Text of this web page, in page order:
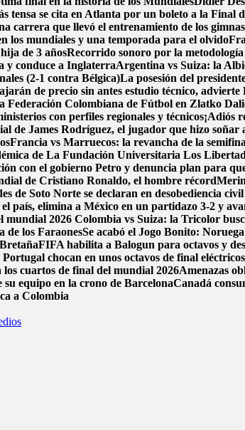
tensa se cita en Atlanta por un boleto a la Final
carrera que llevó el entrenamiento de los
los mundiales y una temporada para el olvido
de 3 añosRecorrido sonoro por la
y conduce a InglaterraArgentina vs Suiza: la
(2-1 contra Bélgica)La posesión del
de precio sin antes estudio técnico, advierte
Federación Colombiana de Fútbol en Zlatko
con perfiles regionales y técnicos¡Adiós
de James Rodríguez, el jugador que hizo soñar
Francia vs Marruecos: la revancha de la
de La Fundación Universitaria Los
con el gobierno Petro y denuncia plan para
de Cristiano Ronaldo, el hombre récord
de Soto Norte se declaran en desobediencia
país, elimina a México en un partidazo 3-2 y
mundial 2026 Colombia vs Suiza: la Tricolor
de los FaraonesSe acabó el Jogo Bonito:
FIFA habilita a Balogun para octavos y
chocan en unos octavos de final
los cuartos de final del mundial 2026Amenazas
equipo en la crono de BarcelonaCanadá
a Colombia